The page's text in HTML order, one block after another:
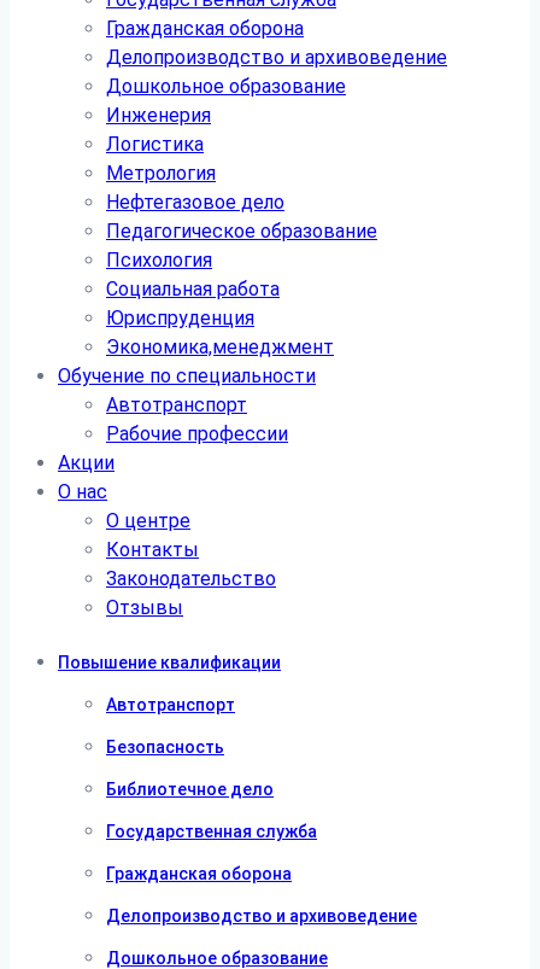
Гражданская оборона
Делопроизводство и архивоведение
Дошкольное образование
Инженерия
Логистика
Метрология
Нефтегазовое дело
Педагогическое образование
Психология
Социальная работа
Юриспруденция
Экономика,менеджмент
Обучение по специальности
Автотранспорт
Рабочие профессии
Акции
О нас
О центре
Контакты
Законодательство
Отзывы
Повышение квалификации
Автотранспорт
Безопасность
Библиотечное дело
Государственная служба
Гражданская оборона
Делопроизводство и архивоведение
Дошкольное образование